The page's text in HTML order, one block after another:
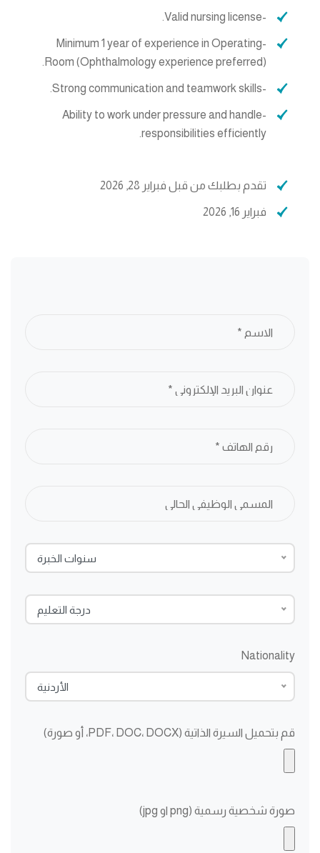
-Valid nursing license.
-Minimum 1 year of experience in Operating
Room (Ophthalmology experience preferred).
-Strong communication and teamwork skills.
-Ability to work under pressure and handle
responsibilities efficiently.
تقدم بطلبك من قبل فبراير 28, 2026
فبراير 16, 2026
سنوات الخبرة
درجة التعليم
Nationality
الأردنية
قم بتحميل السيرة الذاتية (PDF، DOC، DOCX، أو صورة)
صورة شخصية رسمية (png او jpg)